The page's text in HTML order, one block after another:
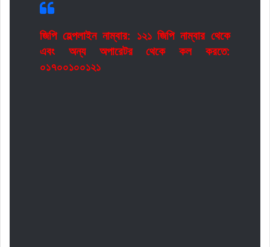
জিপি হেল্পলাইন নাম্বার: ১২১ জিপি নাম্বার থেকে
এবং অন্য অপারেটর থেকে কল করতে:
০১৭০০১০০১২১